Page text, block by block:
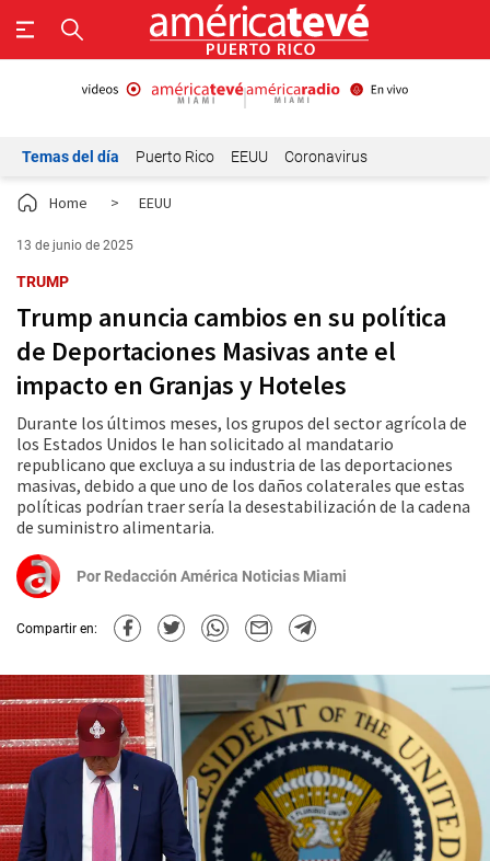
Temas del día Puerto Rico EEUU Coronavirus
Home > EEUU
13 de junio de 2025
TRUMP
Trump anuncia cambios en su política
de Deportaciones Masivas ante el
impacto en Granjas y Hoteles
Durante los últimos meses, los grupos del sector agrícola de
los Estados Unidos le han solicitado al mandatario
republicano que excluya a su industria de las deportaciones
masivas, debido a que uno de los daños colaterales que estas
políticas podrían traer sería la desestabilización de la cadena
de suministro alimentaria.
Por Redacción América Noticias Miami
Compartir en: